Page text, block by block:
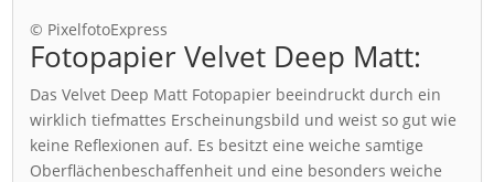
© PixelfotoExpress
Fotopapier Velvet Deep Matt:
Das Velvet Deep Matt Fotopapier beeindruckt durch ein
wirklich tiefmattes Erscheinungsbild und weist so gut wie
keine Reflexionen auf. Es besitzt eine weiche samtige
Oberflächenbeschaffenheit und eine besonders weiche